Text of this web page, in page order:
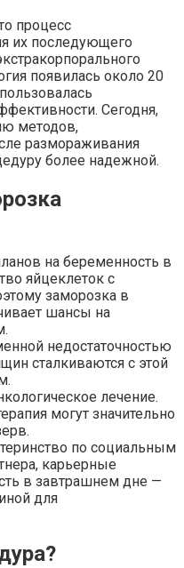
процесс
их последующего
появилась около 20
Сегодня,
методов,
размораживания
более надежной.
на беременность в
яйцеклеток с
заморозка в
шансы на
недостаточностью
сталкиваются с этой
лечение.
могут значительно
по социальным
карьерные
в завтрашнем дне —
для